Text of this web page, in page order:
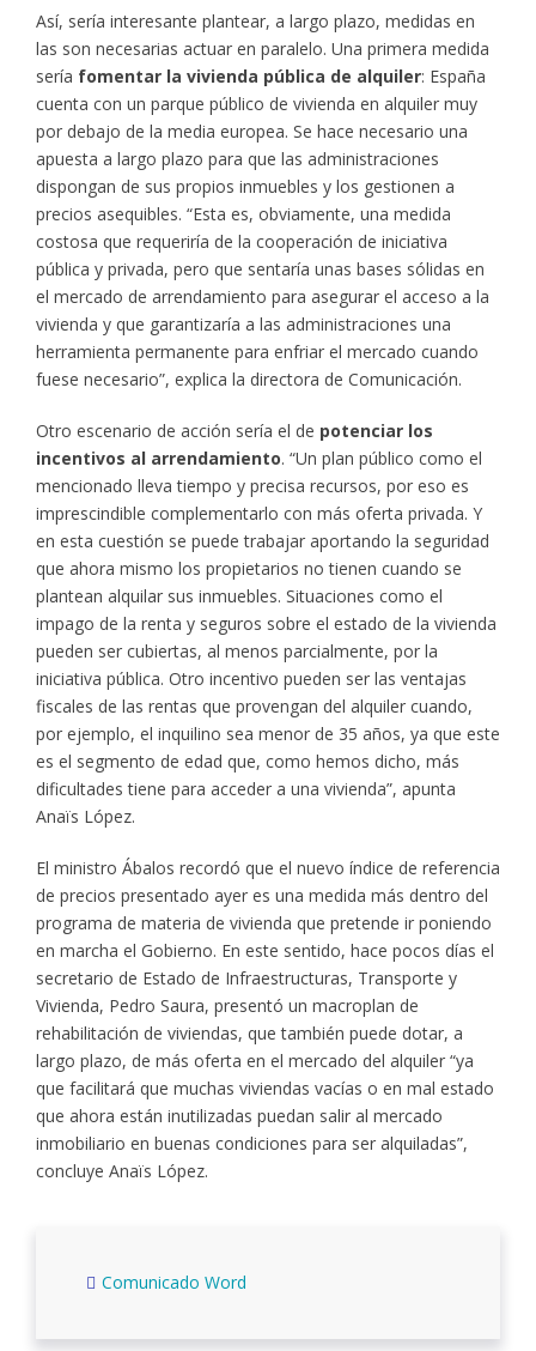
Así, sería interesante plantear, a largo plazo, medidas en
las son necesarias actuar en paralelo. Una primera medida
sería fomentar la vivienda pública de alquiler: España
cuenta con un parque público de vivienda en alquiler muy
por debajo de la media europea. Se hace necesario una
apuesta a largo plazo para que las administraciones
dispongan de sus propios inmuebles y los gestionen a
precios asequibles. “Esta es, obviamente, una medida
costosa que requeriría de la cooperación de iniciativa
pública y privada, pero que sentaría unas bases sólidas en
el mercado de arrendamiento para asegurar el acceso a la
vivienda y que garantizaría a las administraciones una
herramienta permanente para enfriar el mercado cuando
fuese necesario”, explica la directora de Comunicación.
Otro escenario de acción sería el de potenciar los
incentivos al arrendamiento. “Un plan público como el
mencionado lleva tiempo y precisa recursos, por eso es
imprescindible complementarlo con más oferta privada. Y
en esta cuestión se puede trabajar aportando la seguridad
que ahora mismo los propietarios no tienen cuando se
plantean alquilar sus inmuebles. Situaciones como el
impago de la renta y seguros sobre el estado de la vivienda
pueden ser cubiertas, al menos parcialmente, por la
iniciativa pública. Otro incentivo pueden ser las ventajas
fiscales de las rentas que provengan del alquiler cuando,
por ejemplo, el inquilino sea menor de 35 años, ya que este
es el segmento de edad que, como hemos dicho, más
dificultades tiene para acceder a una vivienda”, apunta
Anaïs López.
El ministro Ábalos recordó que el nuevo índice de referencia
de precios presentado ayer es una medida más dentro del
programa de materia de vivienda que pretende ir poniendo
en marcha el Gobierno. En este sentido, hace pocos días el
secretario de Estado de Infraestructuras, Transporte y
Vivienda, Pedro Saura, presentó un macroplan de
rehabilitación de viviendas, que también puede dotar, a
largo plazo, de más oferta en el mercado del alquiler “ya
que facilitará que muchas viviendas vacías o en mal estado
que ahora están inutilizadas puedan salir al mercado
inmobiliario en buenas condiciones para ser alquiladas”,
concluye Anaïs López.
Comunicado Word